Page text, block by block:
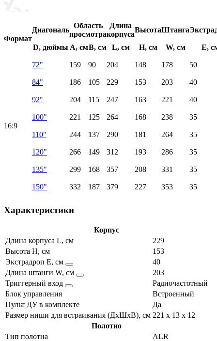
Формат
Диагональ
Область
просмотра
Длина
корпуса
ВысотаШтанга
D, дюймы A, смB, см L, см H, см W, см E,
16:9
72" 159 90 204 148 178 50
84" 186 105 229 153 203 40
92" 204 115 247 163 221 40
100" 221 125 264 168 238 35
110" 244 137 290 181 264 35
120" 266 149 312 193 286 35
135" 299 168 357 208 331 35
150" 332 187 379 227 353 35
Характеристики
Корпус
Длина корпуса L, см
229
Высота H, см
153
Экстрадроп E, см
40
Длина штанги W, см
203
Триггерный вход
Радиочастотный
Блок управления
Встроенный
Пульт ДУ в комплекте
Да
Размер ниши для встраивания (ДхШхВ), см 221 x 13 x 12
Полотно
Тип полотна
ALR